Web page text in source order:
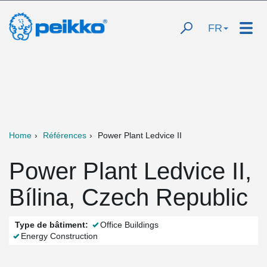
FR
Home Références Power Plant Ledvice II
Power Plant Ledvice II,
Bílina, Czech Republic
Type de bâtiment:
Office Buildings
Energy Construction